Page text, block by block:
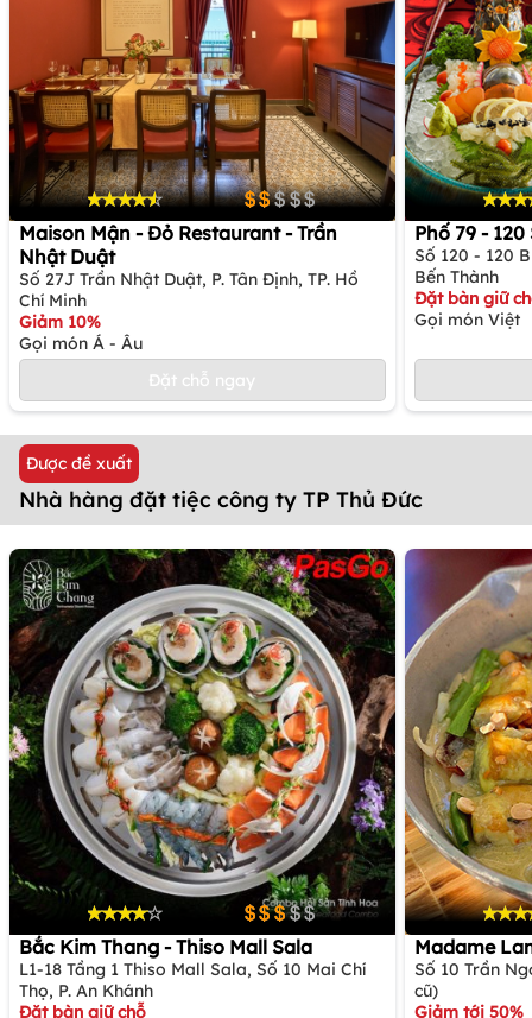
Maison Mận - Đỏ Restaurant - Trần
Nhật Duật
Số 27J Trần Nhật Duật, P. Tân Định, TP. Hồ
Chí Minh
Giảm 10%
Gọi món Á - Âu
Đặt chỗ ngay
Phố 79 -
Số 120 - 120
Bến Thành
Đặt bàn giữ
Gọi món Việt
Được đề xuất
Nhà hàng đặt tiệc công ty TP Thủ Đức
Bắc Kim Thang - Thiso Mall Sala
L1-18 Tầng 1 Thiso Mall Sala, Số 10 Mai Chí
Thọ, P. An Khánh
Đặt bàn giữ chỗ
Madame
Số 10 Trần
cũ)
Giảm tới 50%